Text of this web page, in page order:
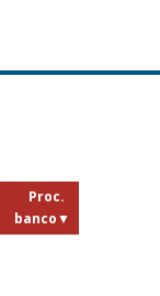
Proc.
banco▼